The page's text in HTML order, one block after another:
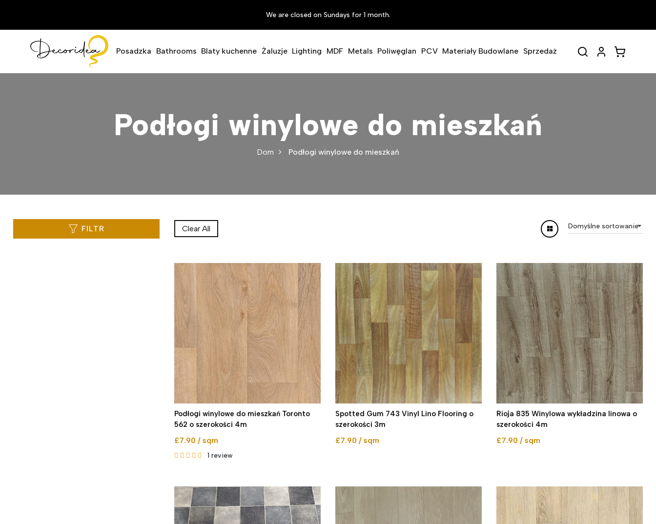
We are closed on Sundays for 1 month.
Posadzka Bathrooms Blaty kuchenne Żaluzje Lighting MDF Metals Poliwęglan PCV Materiały Budowlane Sprzedaż
Podłogi winylowe do mieszkań
Dom Podłogi winylowe do mieszkań
FILTR Clear All Domyślne sortowanie
Podłogi winylowe do mieszkań Toronto
562 o szerokości 4m
£7.90 / sqm
1 review
Spotted Gum 743 Vinyl Lino Flooring o
szerokości 3m
£7.90 / sqm
Rioja 835 Winylowa wykładzina linowa o
szerokości 4m
£7.90 / sqm